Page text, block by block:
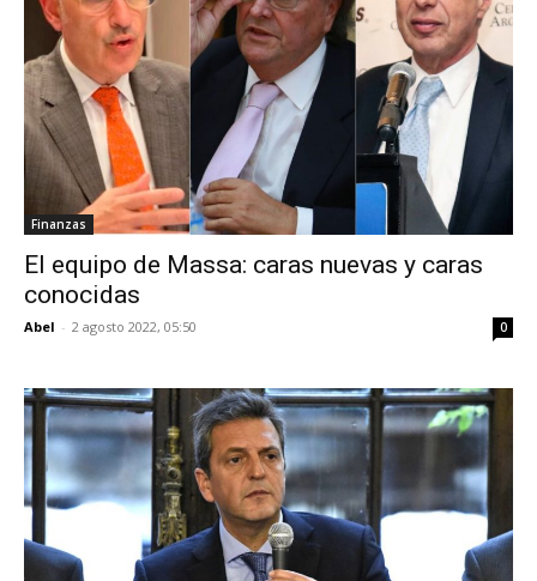
Finanzas
El equipo de Massa: caras nuevas y caras
conocidas
Abel - 2 agosto 2022, 05:50 0